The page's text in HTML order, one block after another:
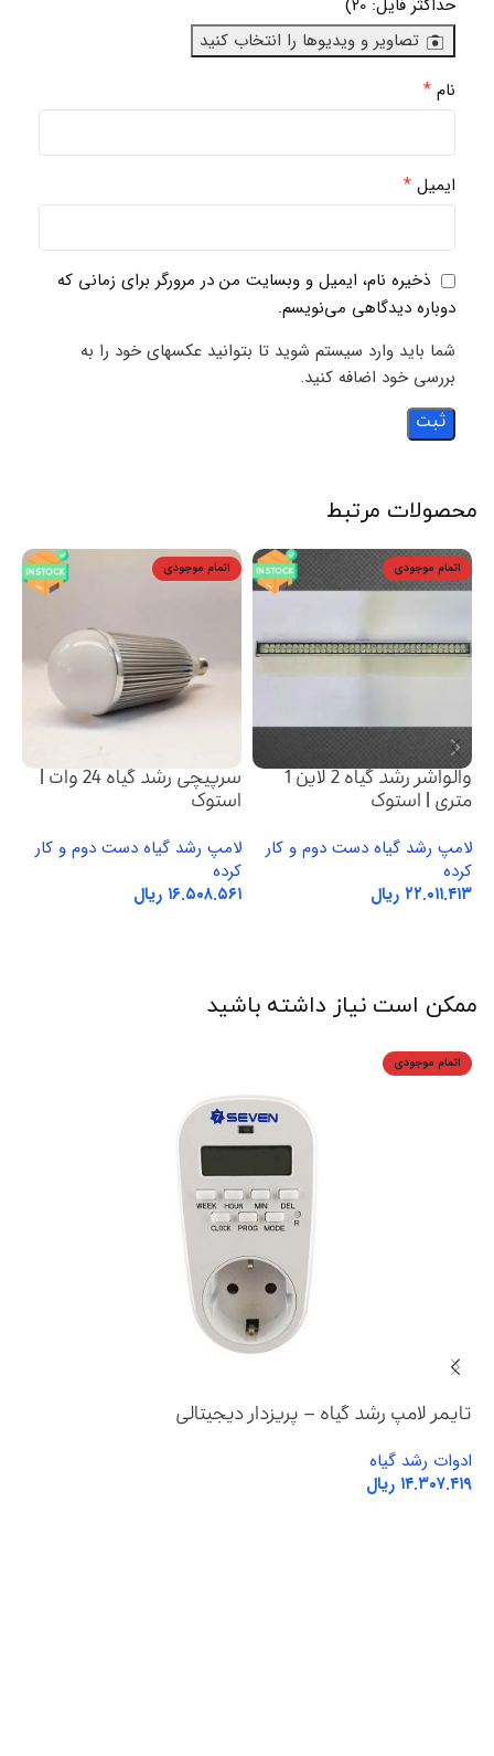
حداکثر فایل: 20)
تصاویر و ویدیوها را انتخاب کنید
نام *
ایمیل *
ذخیره نام، ایمیل و وبسایت من در مرورگر برای زمانی که
دوباره دیدگاهی می‌نویسم.
شما باید وارد سیستم شوید تا بتوانید عکسهای خود را به
بررسی خود اضافه کنید.
محصولات مرتبط
اتمام موجودی
والواشر رشد گیاه 2 لاین 1
متری | استوک
لامپ رشد گیاه دست دوم و کار
کرده
ریال
اتمام موجودی
سرپیچی رشد گیاه 24 وات |
استوک
لامپ رشد گیاه دست دوم و کار
کرده
ریال
ممکن است نیاز داشته باشید
اتمام موجودی
تایمر لامپ رشد گیاه – پریزدار دیجیتالی
ادوات رشد گیاه
ریال